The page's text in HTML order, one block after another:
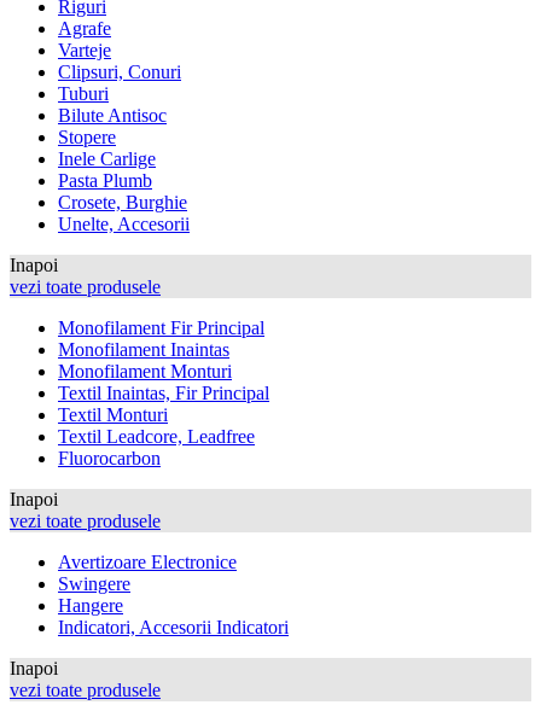
Riguri
Agrafe
Varteje
Clipsuri, Conuri
Tuburi
Bilute Antisoc
Stopere
Inele Carlige
Pasta Plumb
Crosete, Burghie
Unelte, Accesorii
Inapoi
vezi toate produsele
Monofilament Fir Principal
Monofilament Inaintas
Monofilament Monturi
Textil Inaintas, Fir Principal
Textil Monturi
Textil Leadcore, Leadfree
Fluorocarbon
Inapoi
vezi toate produsele
Avertizoare Electronice
Swingere
Hangere
Indicatori, Accesorii Indicatori
Inapoi
vezi toate produsele